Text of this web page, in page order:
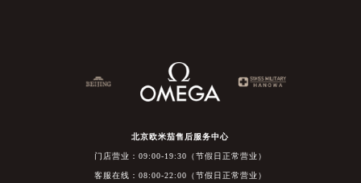
北京欧米茄售后服务中心
门店营业：09:00-19:30（节假日正常营业）
客服在线：08:00-22:00（节假日正常营业）